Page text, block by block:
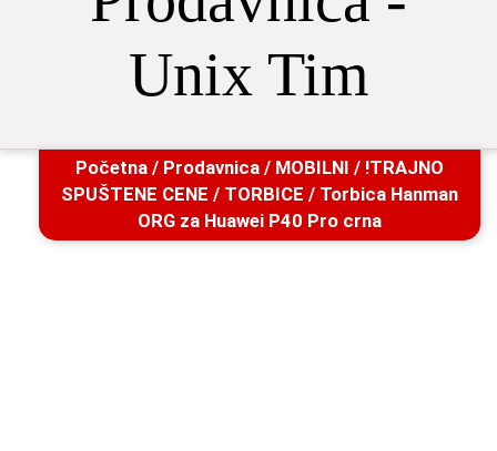
Unix Tim
Početna / Prodavnica / MOBILNI / !TRAJNO
SPUŠTENE CENE / TORBICE / Torbica Hanman
ORG za Huawei P40 Pro crna